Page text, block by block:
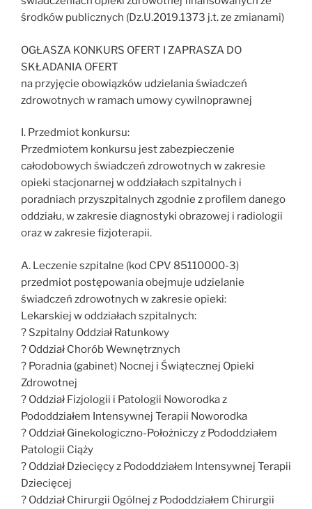
środków publicznych (Dz.U.2019.1373 j.t. ze zmianami)
OGŁASZA KONKURS OFERT I ZAPRASZA DO
SKŁADANIA OFERT
na przyjęcie obowiązków udzielania świadczeń
zdrowotnych w ramach umowy cywilnoprawnej
I. Przedmiot konkursu:
Przedmiotem konkursu jest zabezpieczenie
całodobowych świadczeń zdrowotnych w zakresie
opieki stacjonarnej w oddziałach szpitalnych i
poradniach przyszpitalnych zgodnie z profilem danego
oddziału, w zakresie diagnostyki obrazowej i radiologii
oraz w zakresie fizjoterapii.
A. Leczenie szpitalne (kod CPV 85110000-3)
przedmiot postępowania obejmuje udzielanie
świadczeń zdrowotnych w zakresie opieki:
Lekarskiej w oddziałach szpitalnych:
? Szpitalny Oddział Ratunkowy
? Oddział Chorób Wewnętrznych
? Poradnia (gabinet) Nocnej i Świątecznej Opieki
Zdrowotnej
? Oddział Fizjologii i Patologii Noworodka z
Pododdziałem Intensywnej Terapii Noworodka
? Oddział Ginekologiczno-Położniczy z Pododdziałem
Patologii Ciąży
? Oddział Dziecięcy z Pododdziałem Intensywnej Terapii
Dziecięcej
? Oddział Chirurgii Ogólnej z Pododdziałem Chirurgii